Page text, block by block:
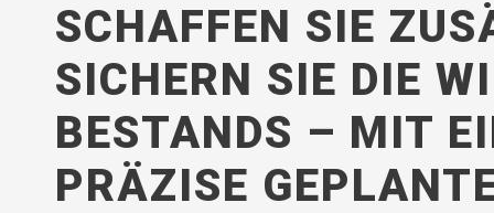
SCHAFFEN SIE
SICHERN SIE DIE
BESTANDS – MIT
PRÄZISE